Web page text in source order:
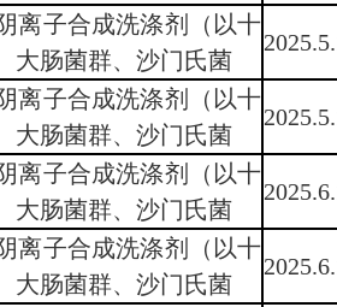
离子合成洗涤剂（以十
大肠菌群、沙门氏菌
离子合成洗涤剂（以十
大肠菌群、沙门氏菌
离子合成洗涤剂（以十
大肠菌群、沙门氏菌
离子合成洗涤剂（以十
大肠菌群、沙门氏菌